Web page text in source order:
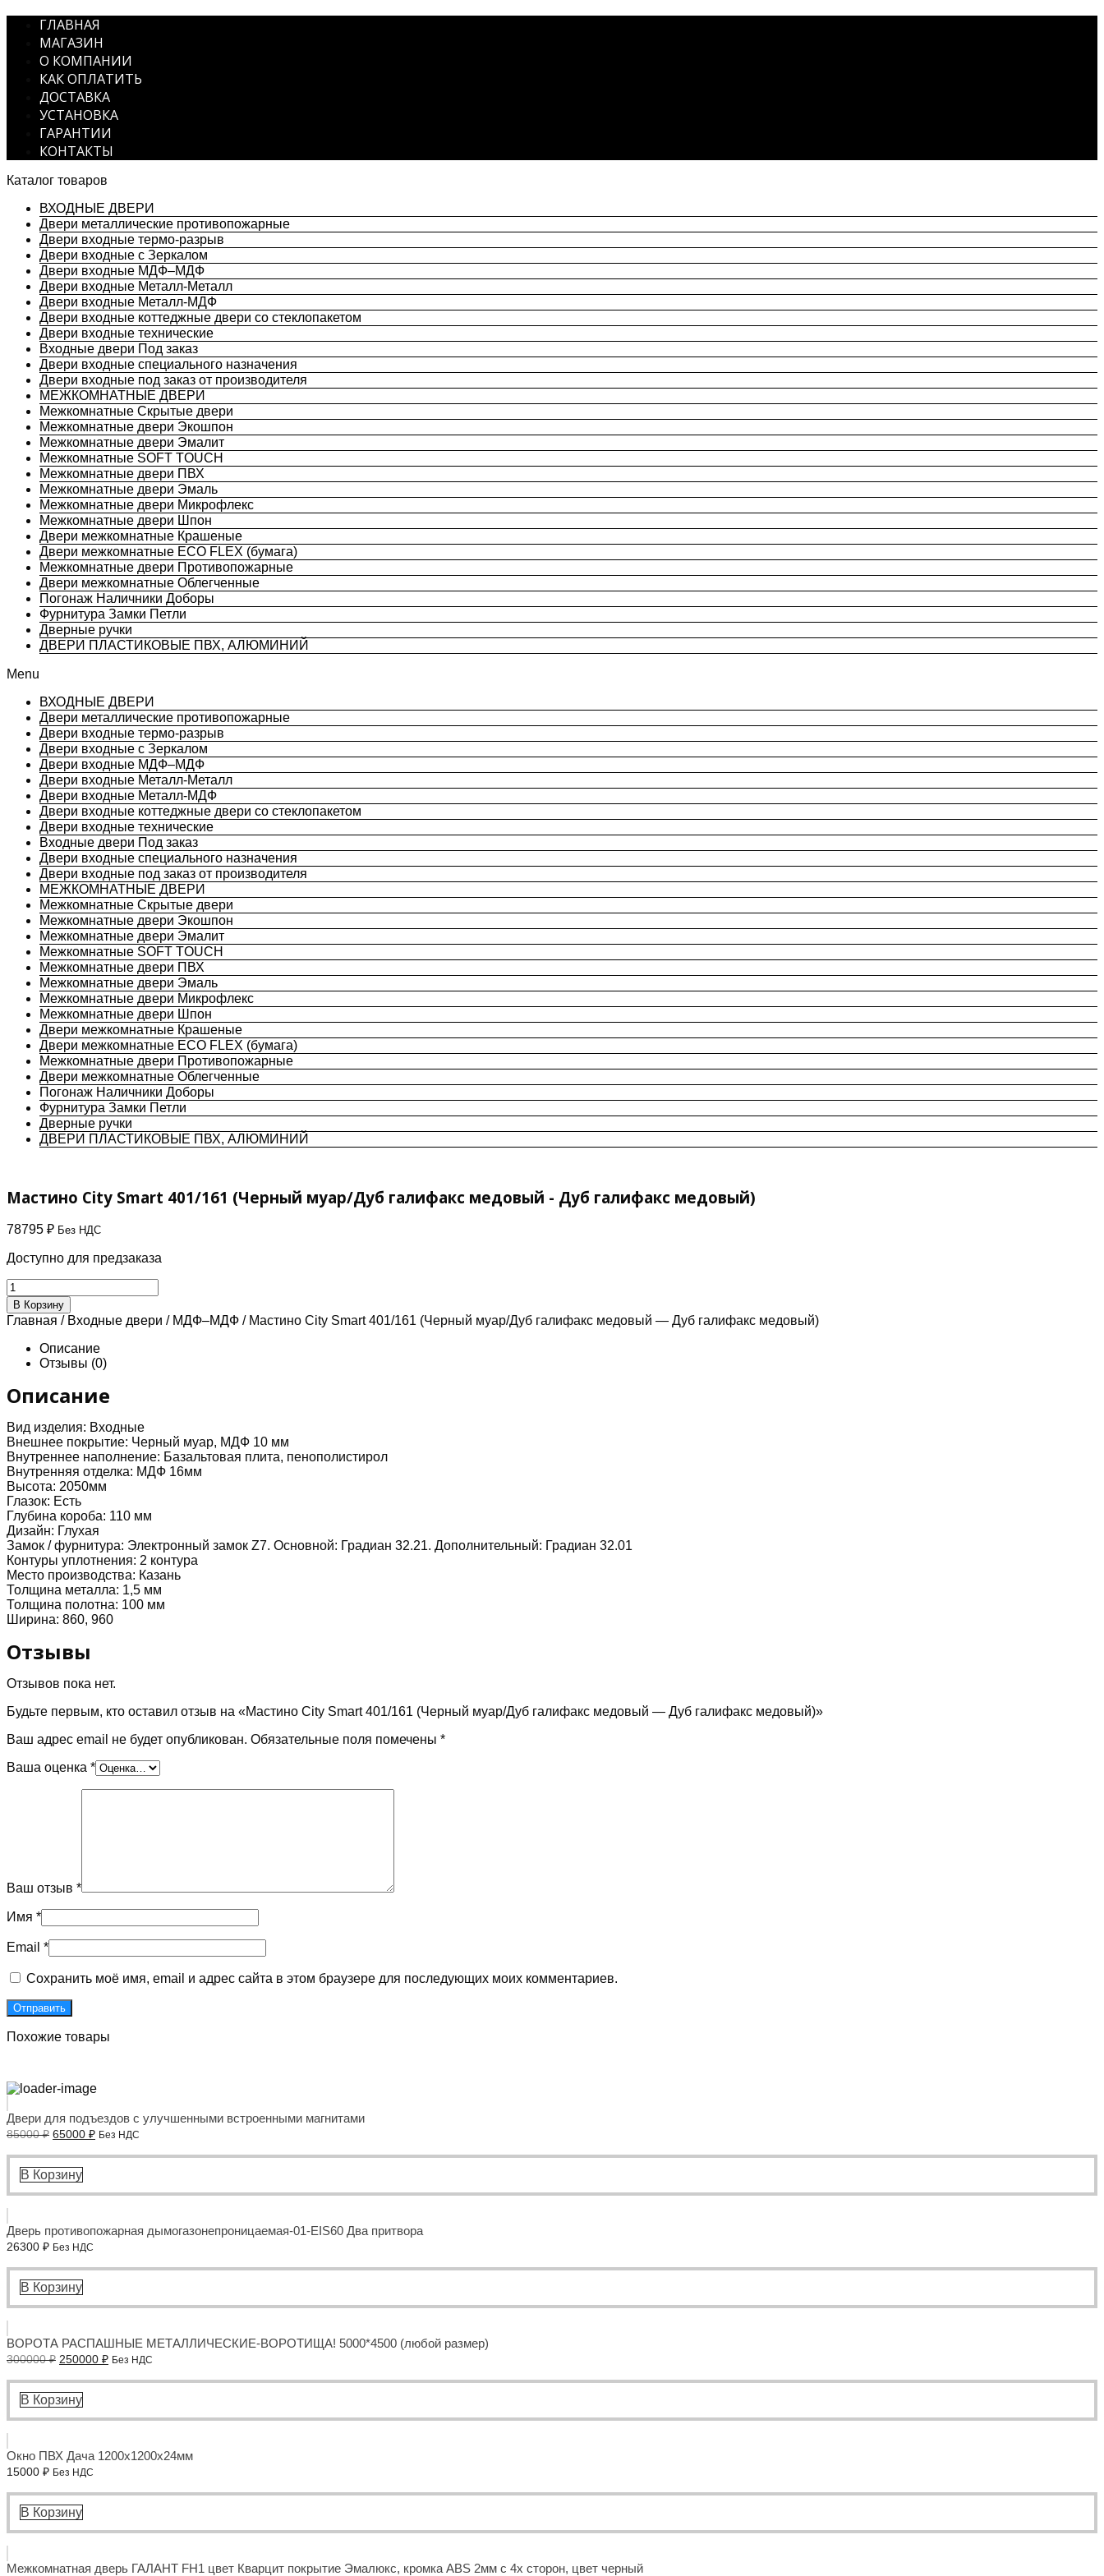
ГЛАВНАЯ
МАГАЗИН
О КОМПАНИИ
КАК ОПЛАТИТЬ
ДОСТАВКА
УСТАНОВКА
ГАРАНТИИ
КОНТАКТЫ
Каталог товаров
ВХОДНЫЕ ДВЕРИ
Двери металлические противопожарные
Двери входные термо-разрыв
Двери входные с Зеркалом
Двери входные МДФ–МДФ
Двери входные Металл-Металл
Двери входные Металл-МДФ
Двери входные коттеджные двери со стеклопакетом
Двери входные технические
Входные двери Под заказ
Двери входные специального назначения
Двери входные под заказ от производителя
МЕЖКОМНАТНЫЕ ДВЕРИ
Межкомнатные Скрытые двери
Межкомнатные двери Экошпон
Межкомнатные двери Эмалит
Межкомнатные SOFT TOUCH
Межкомнатные двери ПВХ
Межкомнатные двери Эмаль
Межкомнатные двери Микрофлекс
Межкомнатные двери Шпон
Двери межкомнатные Крашеные
Двери межкомнатные ECO FLEX (бумага)
Межкомнатные двери Противопожарные
Двери межкомнатные Облегченные
Погонаж Наличники Доборы
Фурнитура Замки Петли
Дверные ручки
ДВЕРИ ПЛАСТИКОВЫЕ ПВХ, АЛЮМИНИЙ
Menu
ВХОДНЫЕ ДВЕРИ
Двери металлические противопожарные
Двери входные термо-разрыв
Двери входные с Зеркалом
Двери входные МДФ–МДФ
Двери входные Металл-Металл
Двери входные Металл-МДФ
Двери входные коттеджные двери со стеклопакетом
Двери входные технические
Входные двери Под заказ
Двери входные специального назначения
Двери входные под заказ от производителя
МЕЖКОМНАТНЫЕ ДВЕРИ
Межкомнатные Скрытые двери
Межкомнатные двери Экошпон
Межкомнатные двери Эмалит
Межкомнатные SOFT TOUCH
Межкомнатные двери ПВХ
Межкомнатные двери Эмаль
Межкомнатные двери Микрофлекс
Межкомнатные двери Шпон
Двери межкомнатные Крашеные
Двери межкомнатные ECO FLEX (бумага)
Межкомнатные двери Противопожарные
Двери межкомнатные Облегченные
Погонаж Наличники Доборы
Фурнитура Замки Петли
Дверные ручки
ДВЕРИ ПЛАСТИКОВЫЕ ПВХ, АЛЮМИНИЙ
Мастино City Smart 401/161 (Черный муар/Дуб галифакс медовый - Дуб галифакс медовый)
78795 ₽ Без НДС
Доступно для предзаказа
Количество
товара
Мастино
City
Smart
401/161
муар/
Дуб
медовый
-
Дуб
галифакс
медовый)
В Корзину
Главная / Входные двери / МДФ–МДФ / Мастино City Smart 401/161 (Черный муар/Дуб галифакс медовый — Дуб галифакс медовый)
Описание
Отзывы (0)
Описание
Вид изделия: Входные
Внешнее покрытие: Черный муар, МДФ 10 мм
Внутреннее наполнение: Базальтовая плита, пенополистирол
Внутренняя отделка: МДФ 16мм
Высота: 2050мм
Глазок: Есть
Глубина короба: 110 мм
Дизайн: Глухая
Замок / фурнитура: Электронный замок Z7. Основной: Градиан 32.21. Дополнительный: Градиан 32.01
Контуры уплотнения: 2 контура
Место производства: Казань
Толщина металла: 1,5 мм
Толщина полотна: 100 мм
Ширина: 860, 960
Отзывы
Отзывов пока нет.
Будьте первым, кто оставил отзыв на «Мастино City Smart 401/161 (Черный муар/Дуб галифакс медовый — Дуб галифакс медовый)»
Ваш адрес email не будет опубликован. Обязательные поля помечены *
Ваша оценка *
Ваш отзыв *
Имя *
Email *
Сохранить моё имя, email и адрес сайта в этом браузере для последующих моих комментариев.
Похожие товары
Двери для подъездов с улучшенными встроенными магнитами
85000₽ Первоначальная
составляла
85000 ₽.
65000 ₽Текущая
65000 ₽.
Без НДС
В Корзину
Дверь противопожарная дымогазонепроницаемая-01-EIS60 Два притвора
26300 ₽ Без НДС
В Корзину
ВОРОТА РАСПАШНЫЕ МЕТАЛЛИЧЕСКИЕ-ВОРОТИЩА! 5000*4500 (любой размер)
300000₽ Первоначальная
составляла
300000 ₽.
250000 ₽Текущая
250000 ₽.
Без НДС
В Корзину
Окно ПВХ Дача 1200x1200x24мм
15000 ₽ Без НДС
В Корзину
Межкомнатная дверь ГАЛАНТ FH1 цвет Кварцит покрытие Эмалюкс, кромка ABS 2мм с 4х сторон, цвет черный